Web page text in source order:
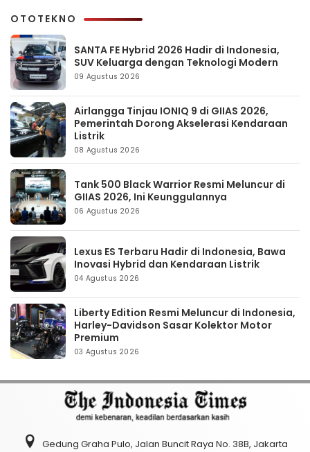
OTOTEKNO
SANTA FE Hybrid 2026 Hadir di Indonesia,
SUV Keluarga dengan Teknologi Modern
09 Agustus 2026
Airlangga Tinjau IONIQ 9 di GIIAS 2026,
Pemerintah Dorong Akselerasi Kendaraan
Listrik
08 Agustus 2026
Tank 500 Black Warrior Resmi Meluncur di
GIIAS 2026, Ini Keunggulannya
06 Agustus 2026
Lexus ES Terbaru Hadir di Indonesia, Bawa
Inovasi Hybrid dan Kendaraan Listrik
04 Agustus 2026
Liberty Edition Resmi Meluncur di Indonesia,
Harley-Davidson Sasar Kolektor Motor
Premium
03 Agustus 2026
Gedung Graha Pulo, Jalan Buncit Raya No. 38B, Jakarta